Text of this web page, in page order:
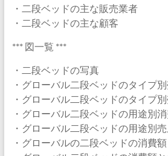
・二段ベッドの主な販売業者
・二段ベッドの主な顧客
*** 図一覧 ***
・二段ベッドの写真
・グローバル二段ベッドのタイプ
・グローバル二段ベッドのタイプ
・グローバル二段ベッドの用途別
・グローバル二段ベッドの用途別
・グローバルの二段ベッドの消費額